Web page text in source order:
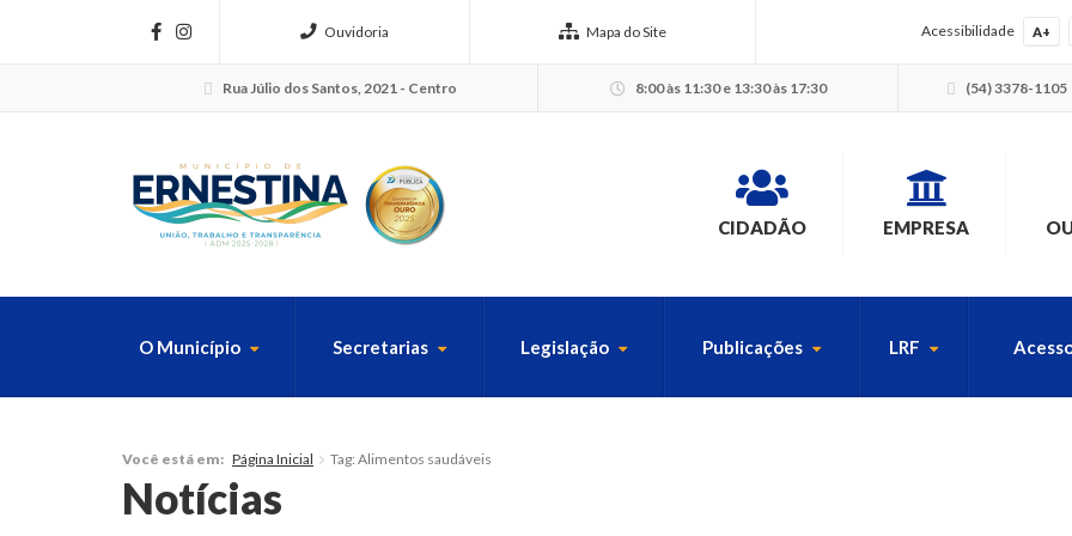
Ouvidoria Mapa do Site Acessibilidade A+
Rua Júlio dos Santos, 2021 - Centro 8:00 às 11:30 e 13:30 às 17:30 (54) 3378-1105
CIDADÃO EMPRESA
O Município Secretarias Legislação Publicações LRF
Você está em: Página Inicial Tag: Alimentos saudáveis
Notícias